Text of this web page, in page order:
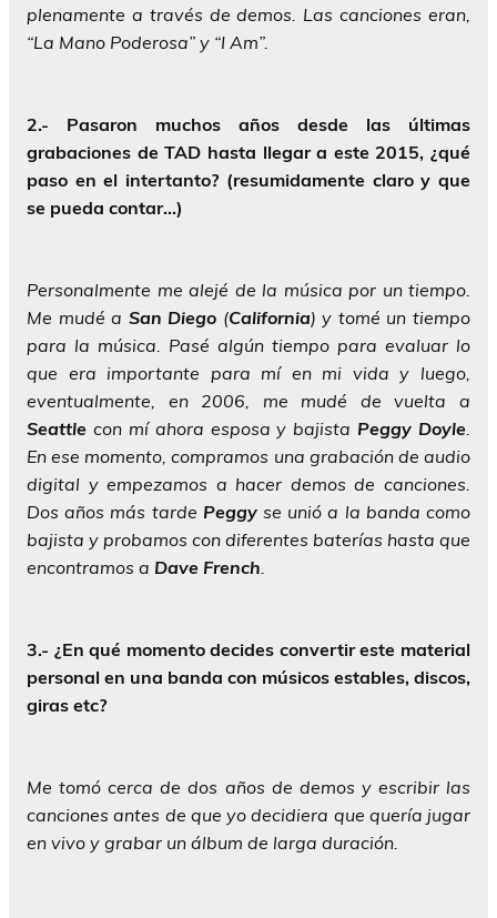
plenamente a través de demos. Las canciones eran,
“La Mano Poderosa” y “I Am”.
2.- Pasaron muchos años desde las últimas
grabaciones de TAD hasta llegar a este 2015, ¿qué
paso en el intertanto? (resumidamente claro y que
se pueda contar…)
Personalmente me alejé de la música por un tiempo.
Me mudé a San Diego (California) y tomé un tiempo
para la música. Pasé algún tiempo para evaluar lo
que era importante para mí en mi vida y luego,
eventualmente, en 2006, me mudé de vuelta a
Seattle con mí ahora esposa y bajista Peggy Doyle.
En ese momento, compramos una grabación de audio
digital y empezamos a hacer demos de canciones.
Dos años más tarde Peggyse unió a la banda como
bajista y probamos con diferentes baterías hasta que
encontramos a Dave French.
3.- ¿En qué momento decides convertir este material
personal en una banda con músicos estables, discos,
giras etc?
Me tomó cerca de dos años de demos y escribir las
canciones antes de que yo decidiera que quería jugar
en vivo y grabar un álbum de larga duración.